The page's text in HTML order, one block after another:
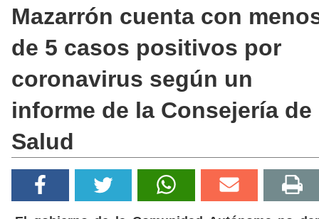
Mazarrón cuenta con
de 5 casos positivos por
coronavirus según un
informe de la Consejería de
Salud